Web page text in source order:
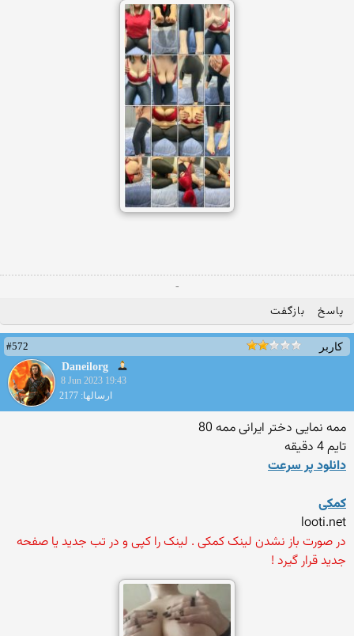
-
پاسخ بازگفت
کاربر
#572
Daneilorg
8 Jun 2023 19:43
ارسالها: 2177
ممه نمایی دختر ایرانی ممه 80
تایم 4 دقیقه
دانلود پر سرعت
کمکی
looti.net
در صورت باز نشدن لینک کمکی . لینک را کپی و در تب جدید یا صفحه
جدید قرار گیرد !